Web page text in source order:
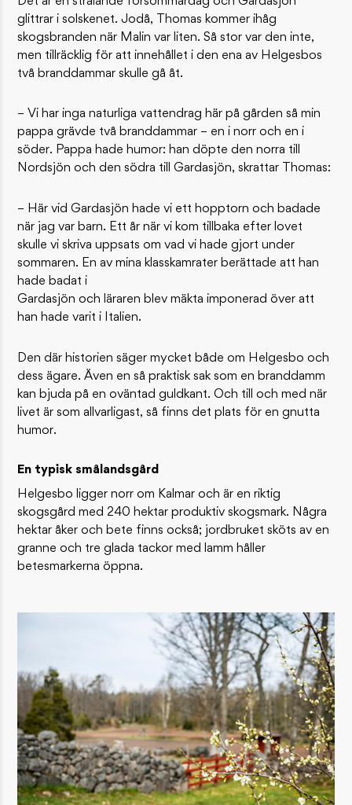
glittrar i solskenet. Jodå, Thomas kommer ihåg
skogsbranden när Malin var liten. Så stor var den inte,
men tillräcklig för att innehållet i den ena av Helgesbos
två branddammar skulle gå åt.
– Vi har inga naturliga vattendrag här på gården så min
pappa grävde två branddammar – en i norr och en i
söder. Pappa hade humor: han döpte den norra till
Nordsjön och den södra till Gardasjön, skrattar Thomas:
– Här vid Gardasjön hade vi ett hopptorn och badade
när jag var barn. Ett år när vi kom tillbaka efter lovet
skulle vi skriva uppsats om vad vi hade gjort under
sommaren. En av mina klasskamrater berättade att han
hade badat i
Gardasjön och läraren blev mäkta imponerad över att
han hade varit i Italien.
Den där historien säger mycket både om Helgesbo och
dess ägare. Även en så praktisk sak som en branddamm
kan bjuda på en oväntad guldkant. Och till och med när
livet är som allvarligast, så finns det plats för en gnutta
humor.
En typisk smålandsgård
Helgesbo ligger norr om Kalmar och är en riktig
skogsgård med 240 hektar produktiv skogsmark. Några
hektar åker och bete finns också; jordbruket sköts av en
granne och tre glada tackor med lamm håller
betesmarkerna öppna.